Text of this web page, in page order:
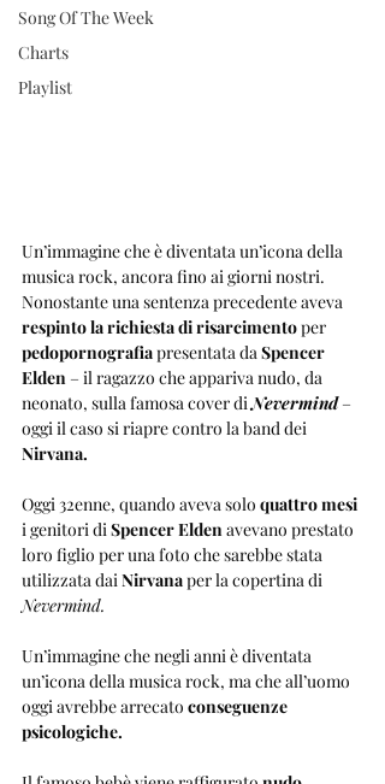
Song Of The Week
Charts
Playlist
Un’immagine che è diventata un’icona della
musica rock, ancora fino ai giorni nostri.
Nonostante una sentenza precedente aveva
respinto la richiesta di risarcimento per
pedopornografia presentata da Spencer
Elden – il ragazzo che appariva nudo, da
neonato, sulla famosa cover di Nevermind –
oggi il caso si riapre contro la band dei
Nirvana.
Oggi 32enne, quando aveva solo quattro mesi
i genitori di Spencer Elden avevano prestato
loro figlio per una foto che sarebbe stata
utilizzata dai Nirvana per la copertina di
Nevermind.
Un’immagine che negli anni è diventata
un’icona della musica rock, ma che all’uomo
oggi avrebbe arrecato conseguenze
psicologiche.